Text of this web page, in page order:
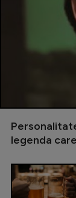
legenda